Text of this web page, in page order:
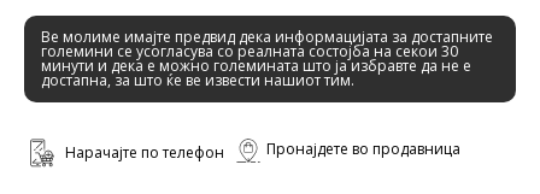
Ве молиме имајте предвид дека информацијата за достапните
големини се усогласува со реалната состојба на секои 30
минути и дека е можно големината што ја избравте да не е
достапна, за што ќе ве извести нашиот тим.
Нарачајте по телефон Пронајдете во продавница